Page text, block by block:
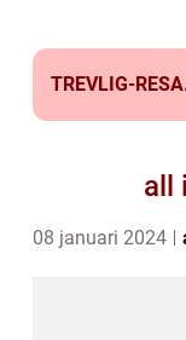
TREVLIG-
all
08 januari 2024